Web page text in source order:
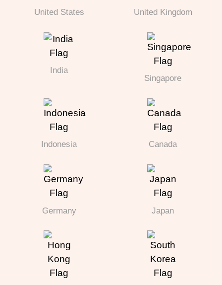
United States United Kingdom
India
Singapore
Indonesia Canada
Germany Japan